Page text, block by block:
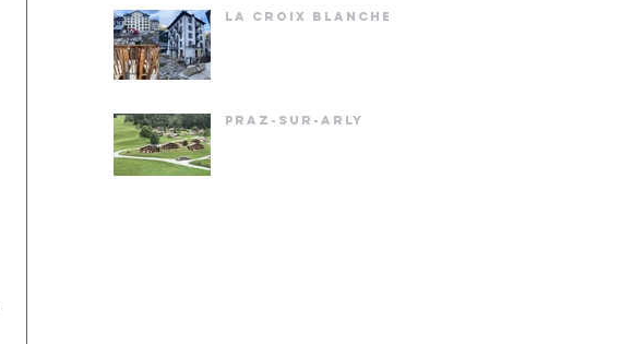
LA CROIX BLANCHE
PRAZ-SUR-ARLY